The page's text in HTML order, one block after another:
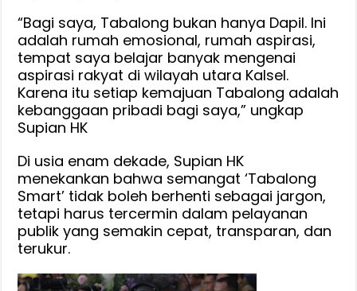
“Bagi saya, Tabalong bukan hanya Dapil. Ini
adalah rumah emosional, rumah aspirasi,
tempat saya belajar banyak mengenai
aspirasi rakyat di wilayah utara Kalsel.
Karena itu setiap kemajuan Tabalong adalah
kebanggaan pribadi bagi saya,” ungkap
Supian HK
Di usia enam dekade, Supian HK
menekankan bahwa semangat ‘Tabalong
Smart’ tidak boleh berhenti sebagai jargon,
tetapi harus tercermin dalam pelayanan
publik yang semakin cepat, transparan, dan
terukur.